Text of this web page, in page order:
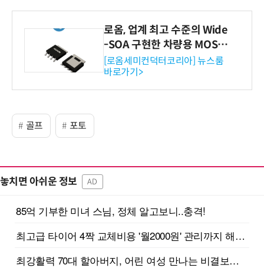
로옴, 업계 최고 수준의 Wide
-SOA 구현한 차량용 MOSF
ET 개발
[로옴세미컨덕터코리아] 뉴스룸
바로가기>
골프 포토
놓치면 아쉬운 정보 AD